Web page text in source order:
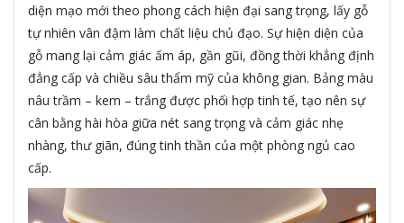
diện mạo mới theo phong cách hiện đại sang trọng, lấy gỗ
tự nhiên vân đậm làm chất liệu chủ đạo. Sự hiện diện của
gỗ mang lại cảm giác ấm áp, gần gũi, đồng thời khẳng định
đẳng cấp và chiều sâu thẩm mỹ của không gian. Bảng màu
nâu trầm – kem – trắng được phối hợp tinh tế, tạo nên sự
cân bằng hài hòa giữa nét sang trọng và cảm giác nhẹ
nhàng, thư giãn, đúng tinh thần của một phòng ngủ cao
cấp.